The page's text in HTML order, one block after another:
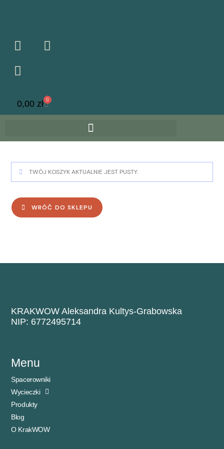
0,00 zł 0
TWÓJ KOSZYK AKTUALNIE JEST PUSTY.
WRÓĆ DO SKLEPU
KRAKWOW Aleksandra Kultys-Grabowska
NIP: 6772495714
Menu
Spacerowniki
Wycieczki
Produkty
Blog
O KrakWOW